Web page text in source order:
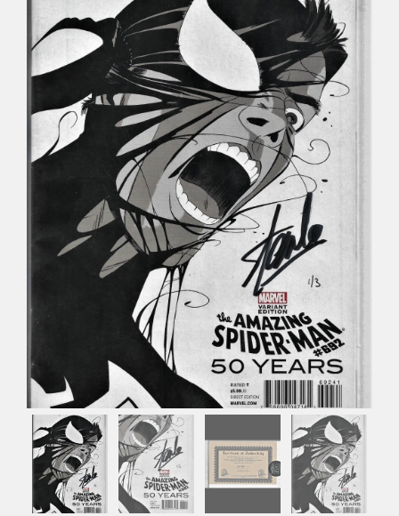
Déco
Pub
Livres & BD
Jeux & Jouets
Son & Cinéma